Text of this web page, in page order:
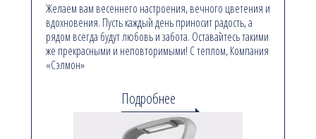
Желаем вам весеннего настроения, вечного цветения и
вдохновения. Пусть каждый день приносит радость, а
рядом всегда будут любовь и забота. Оставайтесь такими
же прекрасными и неповторимыми! С теплом, Компания
«Сэлмон»
Подробнее